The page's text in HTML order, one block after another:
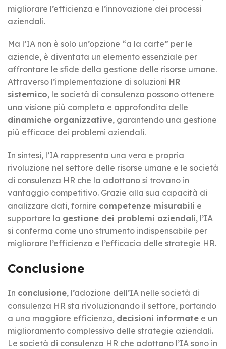
migliorare l’efficienza e l’innovazione dei processi
aziendali.
Ma l’IA non è solo un’opzione “a la carte” per le
aziende, è diventata un elemento essenziale per
affrontare le sfide della gestione delle risorse umane.
Attraverso l’implementazione di soluzioni HR
sistemico, le società di consulenza possono ottenere
una visione più completa e approfondita delle
dinamiche organizzative, garantendo una gestione
più efficace dei problemi aziendali.
In sintesi, l’IA rappresenta una vera e propria
rivoluzione nel settore delle risorse umane e le società
di consulenza HR che la adottano si trovano in
vantaggio competitivo. Grazie alla sua capacità di
analizzare dati, fornire competenze misurabili e
supportare la gestione dei problemi aziendali, l’IA
si conferma come uno strumento indispensabile per
migliorare l’efficienza e l’efficacia delle strategie HR.
Conclusione
In conclusione, l’adozione dell’IA nelle società di
consulenza HR sta rivoluzionando il settore, portando
a una maggiore efficienza, decisioni informate e un
miglioramento complessivo delle strategie aziendali.
Le società di consulenza HR che adottano l’IA sono in